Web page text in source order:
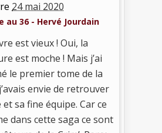
24 mai 2020
au 36 - Hervé Jourdain
est vieux ! Oui, la
est moche ! Mais j’ai
le premier tome de la
envie de retrouver
et sa fine équipe. Car ce
dans cette saga ce sont